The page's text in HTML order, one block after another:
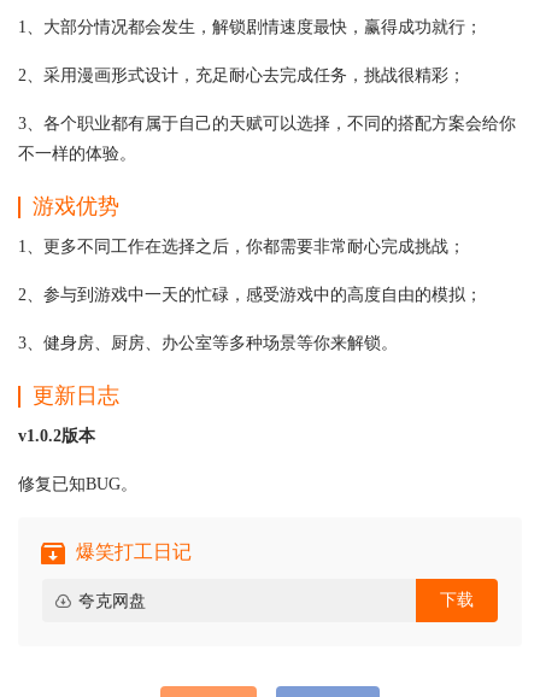
1、大部分情况都会发生，解锁剧情速度最快，赢得成功就行；
2、采用漫画形式设计，充足耐心去完成任务，挑战很精彩；
3、各个职业都有属于自己的天赋可以选择，不同的搭配方案会给你
不一样的体验。
游戏优势
1、更多不同工作在选择之后，你都需要非常耐心完成挑战；
2、参与到游戏中一天的忙碌，感受游戏中的高度自由的模拟；
3、健身房、厨房、办公室等多种场景等你来解锁。
更新日志
v1.0.2版本
修复已知BUG。
爆笑打工日记
夸克网盘 下载